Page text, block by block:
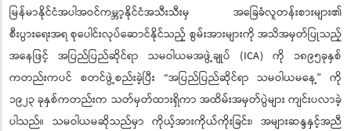
မြန်မာနိုင်ငံအပါအဝင်ကမ္ဘာ့နိုင်ငံအသီးသီးမှ အခြေခံလူတန်းစားများ၏
စီးပွားရေးအရ စုပေါင်းလုပ်ဆောင်နိုင်သည့် စွမ်းအားများကို အသိအမှတ်ပြုသည့်
အနေဖြင့် အပြည်ပြည်ဆိုင်ရာ သမဝါယမအဖွဲ့ချုပ် (ICA) ကို ၁၈၉၅ခုနှစ်
ကတည်းကပင် စတင်ဖွဲ့စည်းခဲ့ပြီး “အပြည်ပြည်ဆိုင်ရာ သမဝါယမနေ့” ကို
၁၉၂၃ ခုနှစ်ကတည်းက သတ်မှတ်ထားရှိကာ အထိမ်းအမှတ်ပွဲများ ကျင်းပလာခဲ့
ပါသည်။ သမဝါယမဆိုသည်မှာ ကိုယ့်အားကိုယ်ကိုးခြင်း၊ အများဆန္ဒနှင့်အညီ